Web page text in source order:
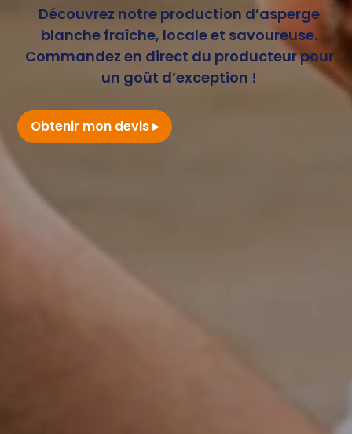
Découvrez notre production d’asperge
blanche fraîche, locale et savoureuse.
Commandez en direct du producteur pour
un goût d’exception !
Obtenir mon devis